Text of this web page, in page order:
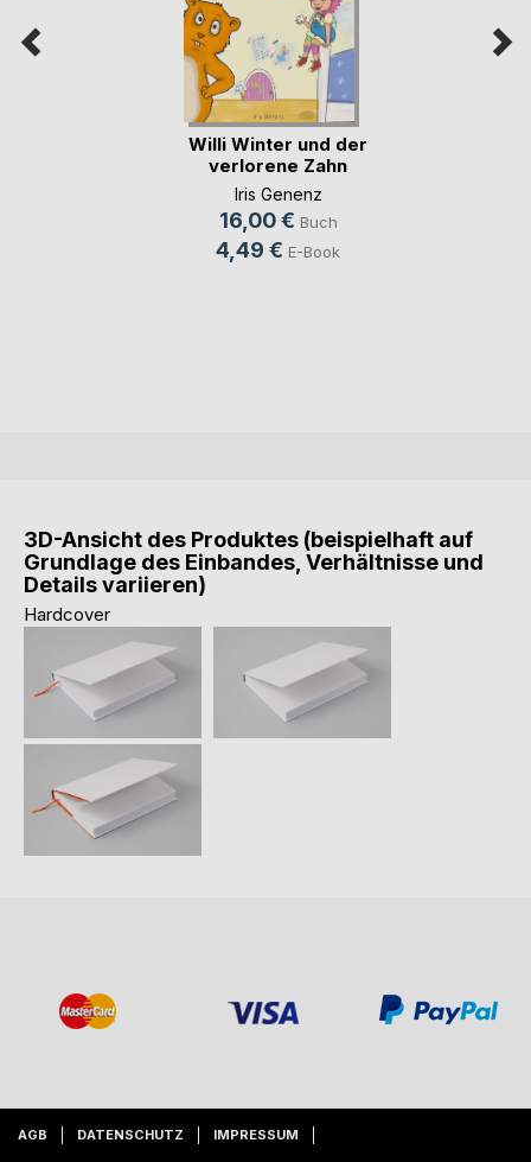
Willi Winter und der
verlorene Zahn
Iris Genenz
16,00 € Buch
4,49 € E-Book
3D-Ansicht des Produktes (beispielhaft auf
Grundlage des Einbandes, Verhältnisse und
Details variieren)
Hardcover
AGB DATENSCHUTZ IMPRESSUM